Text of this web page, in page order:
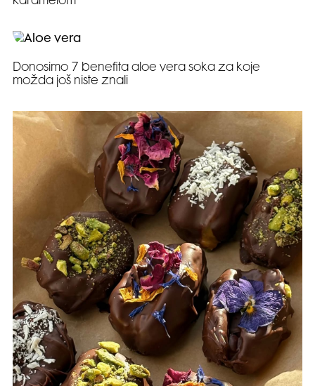
Donosimo 7 benefita aloe vera soka za koje
možda još niste znali